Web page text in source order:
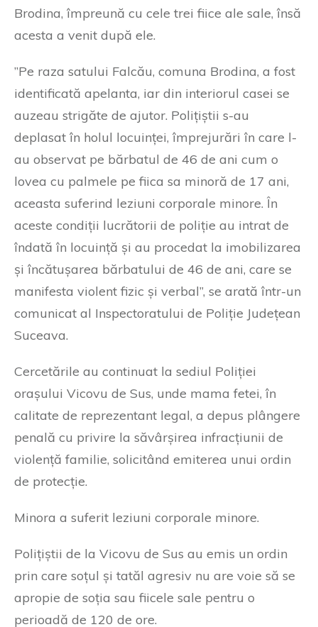
Brodina, împreună cu cele trei fiice ale sale, însă
acesta a venit după ele.
”Pe raza satului Falcău, comuna Brodina, a fost
identificată apelanta, iar din interiorul casei se
auzeau strigăte de ajutor. Polițiștii s-au
deplasat în holul locuinței, împrejurări în care l-
au observat pe bărbatul de 46 de ani cum o
lovea cu palmele pe fiica sa minoră de 17 ani,
aceasta suferind leziuni corporale minore. În
aceste condiții lucrătorii de poliție au intrat de
îndată în locuință și au procedat la imobilizarea
și încătușarea bărbatului de 46 de ani, care se
manifesta violent fizic și verbal”, se arată într-un
comunicat al Inspectoratului de Poliție Județean
Suceava.
Cercetările au continuat la sediul Poliției
orașului Vicovu de Sus, unde mama fetei, în
calitate de reprezentant legal, a depus plângere
penală cu privire la săvârșirea infracțiunii de
violență familie, solicitând emiterea unui ordin
de protecție.
Minora a suferit leziuni corporale minore.
Polițiștii de la Vicovu de Sus au emis un ordin
prin care soțul și tatăl agresiv nu are voie să se
apropie de soția sau fiicele sale pentru o
perioadă de 120 de ore.